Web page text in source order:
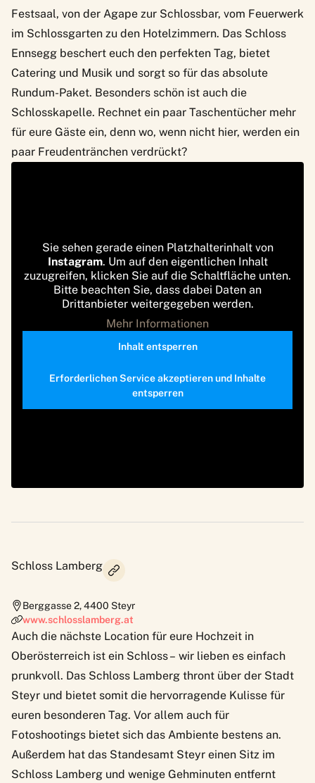
Festsaal, von der Agape zur Schlossbar, vom Feuerwerk
im Schlossgarten zu den Hotelzimmern. Das Schloss
Ennsegg beschert euch den perfekten Tag, bietet
Catering und Musik und sorgt so für das absolute
Rundum-Paket. Besonders schön ist auch die
Schlosskapelle. Rechnet ein paar Taschentücher mehr
für eure Gäste ein, denn wo, wenn nicht hier, werden ein
paar Freudentränchen verdrückt?
Sie sehen gerade einen Platzhalterinhalt von
Instagram. Um auf den eigentlichen Inhalt
zuzugreifen, klicken Sie auf die Schaltfläche unten.
Bitte beachten Sie, dass dabei Daten an
Drittanbieter weitergegeben werden.
Mehr Informationen
Inhalt entsperren
Erforderlichen Service akzeptieren und Inhalte
entsperren
Schloss Lamberg
Berggasse 2,4400 Steyr
www.schlosslamberg.at
Auch die nächste Location für eure Hochzeit in
Oberösterreich ist ein Schloss – wir lieben es einfach
prunkvoll. Das Schloss Lamberg thront über der Stadt
Steyr und bietet somit die hervorragende Kulisse für
euren besonderen Tag. Vor allem auch für
Fotoshootings bietet sich das Ambiente bestens an.
Außerdem hat das Standesamt Steyr einen Sitz im
Schloss Lamberg und wenige Gehminuten entfernt